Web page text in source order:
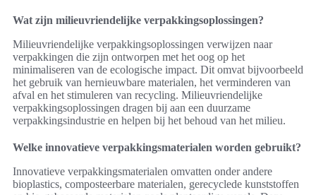
Wat zijn milieuvriendelijke verpakkingsoplossingen?
Milieuvriendelijke verpakkingsoplossingen verwijzen naar
verpakkingen die zijn ontworpen met het oog op het
minimaliseren van de ecologische impact. Dit omvat bijvoorbeeld
het gebruik van hernieuwbare materialen, het verminderen van
afval en het stimuleren van recycling. Milieuvriendelijke
verpakkingsoplossingen dragen bij aan een duurzame
verpakkingsindustrie en helpen bij het behoud van het milieu.
Welke innovatieve verpakkingsmaterialen worden gebruikt?
Innovatieve verpakkingsmaterialen omvatten onder andere
bioplastics, composteerbare materialen, gerecyclede kunststoffen